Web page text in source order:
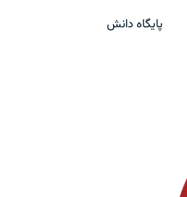
پایگاه دانش